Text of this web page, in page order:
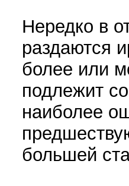
Нередко в
раздаются
более или
подлежит
наиболее
большей